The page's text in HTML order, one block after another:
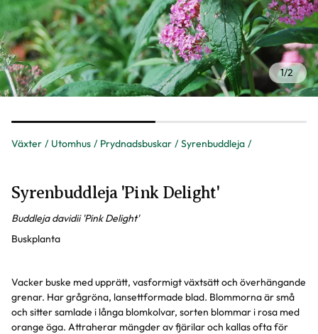
Växter Utomhus Prydnadsbuskar Syrenbuddleja
1/2
Syrenbuddleja 'Pink Delight'
Buddleja davidii 'Pink Delight'
Buskplanta
Vacker buske med upprätt, vasformigt växtsätt och överhängande
grenar. Har grågröna, lansettformade blad. Blommorna är små
och sitter samlade i långa blomkolvar, sorten blommar i rosa med
orange öga. Attraherar mängder av fjärilar och kallas ofta för